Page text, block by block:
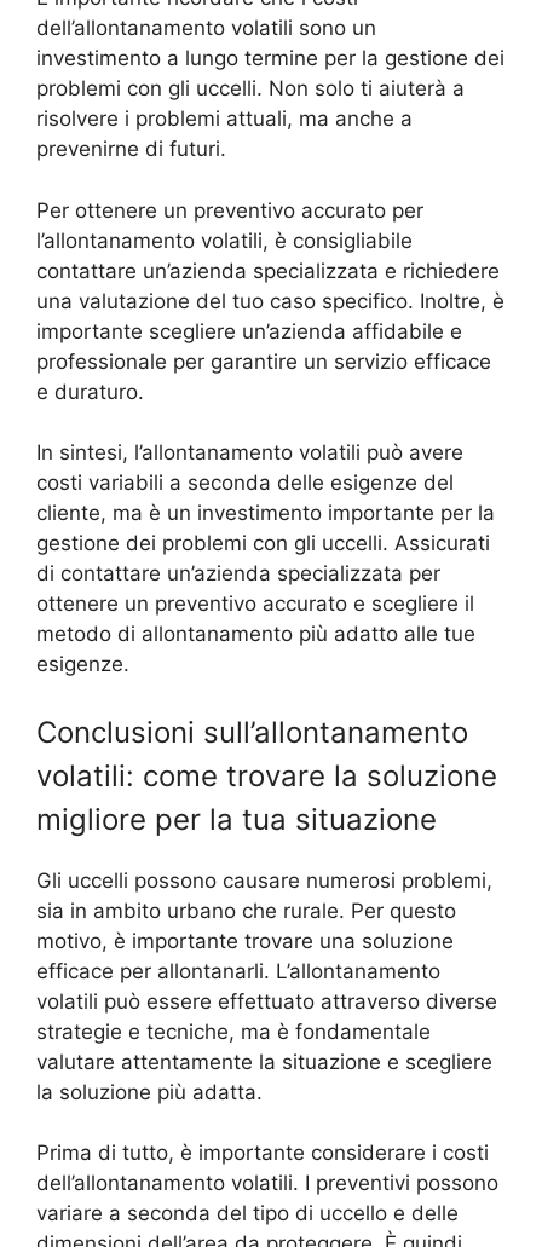
dell’allontanamento volatili sono un
investimento a lungo termine per la gestione dei
problemi con gli uccelli. Non solo ti aiuterà a
risolvere i problemi attuali, ma anche a
prevenirne di futuri.
Per ottenere un preventivo accurato per
l’allontanamento volatili, è consigliabile
contattare un’azienda specializzata e richiedere
una valutazione del tuo caso specifico. Inoltre, è
importante scegliere un’azienda affidabile e
professionale per garantire un servizio efficace
e duraturo.
In sintesi, l’allontanamento volatili può avere
costi variabili a seconda delle esigenze del
cliente, ma è un investimento importante per la
gestione dei problemi con gli uccelli. Assicurati
di contattare un’azienda specializzata per
ottenere un preventivo accurato e scegliere il
metodo di allontanamento più adatto alle tue
esigenze.
Conclusioni sull’allontanamento
volatili: come trovare la soluzione
migliore per la tua situazione
Gli uccelli possono causare numerosi problemi,
sia in ambito urbano che rurale. Per questo
motivo, è importante trovare una soluzione
efficace per allontanarli. L’allontanamento
volatili può essere effettuato attraverso diverse
strategie e tecniche, ma è fondamentale
valutare attentamente la situazione e scegliere
la soluzione più adatta.
Prima di tutto, è importante considerare i costi
dell’allontanamento volatili. I preventivi possono
variare a seconda del tipo di uccello e delle